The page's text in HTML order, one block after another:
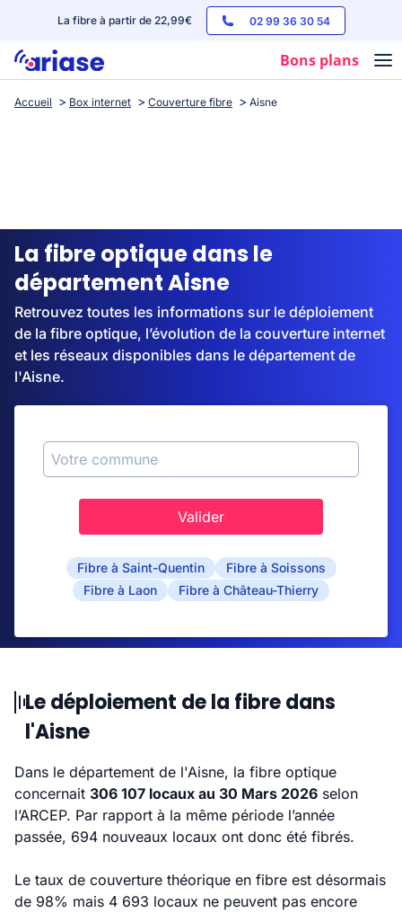
La fibre à partir de 22,99€ 02 99 36 30 54
Bons plans
Box internet
Streaming
Accueil Box internet Couverture fibre Aisne
La fibre optique dans le
département Aisne
Retrouvez toutes les informations sur le déploiement
de la fibre optique, l’évolution de la couverture internet
et les réseaux disponibles dans le département de
l'Aisne.
Valider
Fibre à Saint-Quentin
Fibre à Soissons
Fibre à Laon
Fibre à Château-Thierry
Le déploiement de la fibre dans
l'Aisne
Dans le département de l'Aisne, la fibre optique
concernait 306 107 locaux au 30 Mars 2026 selon
l’ARCEP. Par rapport à la même période l’année
passée, 694 nouveaux locaux ont donc été fibrés.
Le taux de couverture théorique en fibre est désormais
de 98% mais 4 693 locaux ne peuvent pas encore